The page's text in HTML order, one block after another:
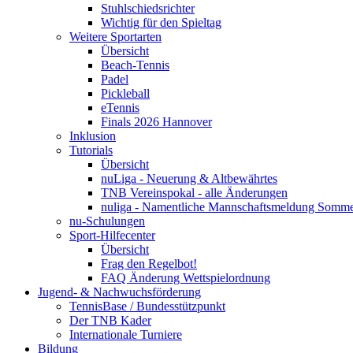
Stuhlschiedsrichter
Wichtig für den Spieltag
Weitere Sportarten
Übersicht
Beach-Tennis
Padel
Pickleball
eTennis
Finals 2026 Hannover
Inklusion
Tutorials
Übersicht
nuLiga - Neuerung & Altbewährtes
TNB Vereinspokal - alle Änderungen
nuliga - Namentliche Mannschaftsmeldung
nu-Schulungen
Sport-Hilfecenter
Übersicht
Frag den Regelbot!
FAQ Änderung Wettspielordnung
Jugend- & Nachwuchsförderung
TennisBase / Bundesstützpunkt
Der TNB Kader
Internationale Turniere
Bildung